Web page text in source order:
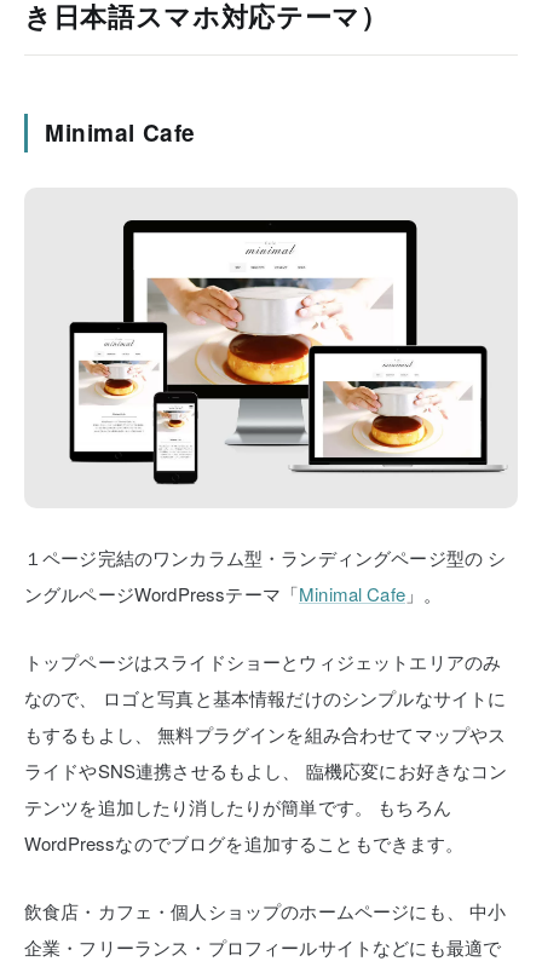
き日本語スマホ対応テーマ）
Minimal Cafe
１ページ完結のワンカラム型・ランディングページ型の シ
ングルページWordPressテーマ「Minimal Cafe」。
トップページはスライドショーとウィジェットエリアのみ
なので、
ロゴと写真と基本情報だけのシンプルなサイトに
もするもよし、
無料プラグインを組み合わせてマップやス
ライドやSNS連携させるもよし、
臨機応変にお好きなコン
テンツを追加したり消したりが簡単です。
もちろん
WordPressなのでブログを追加することもできます。
飲食店・カフェ・個人ショップのホームページにも、
中小
企業・フリーランス・プロフィールサイトなどにも最適で